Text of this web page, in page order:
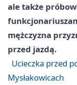
ale także
mężczyzna
przed jazdą.
Ucieczka przed
Mysłakowicach